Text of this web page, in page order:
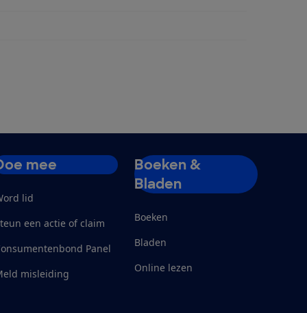
mee
lid
een actie of claim
Panel
misleiding
Boeken &
Bladen
Boeken
Bladen
Online lezen